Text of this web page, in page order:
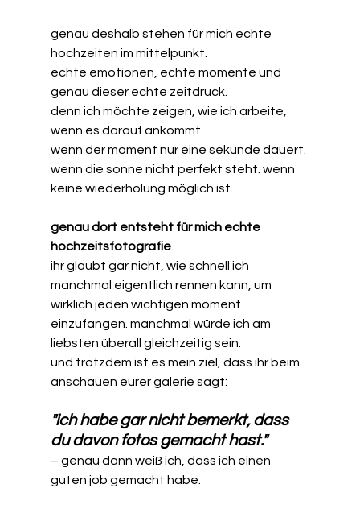
genau deshalb stehen für mich echte
hochzeiten im mittelpunkt.
echte emotionen, echte momente und
genau dieser echte zeitdruck.
denn ich möchte zeigen, wie ich arbeite,
wenn es darauf ankommt.
wenn der moment nur eine sekunde dauert.
wenn die sonne nicht perfekt steht. wenn
keine wiederholung möglich ist.
genau dort entsteht für mich echte
hochzeitsfotografie.
ihr glaubt gar nicht, wie schnell ich
manchmal eigentlich rennen kann, um
wirklich jeden wichtigen moment
einzufangen. manchmal würde ich am
liebsten überall gleichzeitig sein.
und trotzdem ist es mein ziel, dass ihr beim
anschauen eurer galerie sagt:
"ich habe gar nicht bemerkt, dass
du davon fotos gemacht hast."
– genau dann weiß ich, dass ich einen
guten job gemacht habe.